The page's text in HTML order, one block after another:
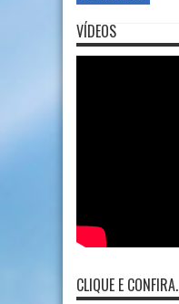
VÍDEOS
CLIQUE E CONFIRA.